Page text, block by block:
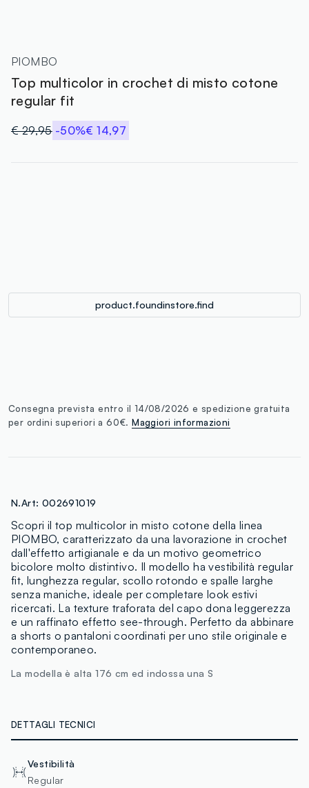
PIOMBO
Top multicolor in crochet di misto cotone
regular fit
€ 29,95 -50%€ 14,97
product.foundinstore.find
Consegna prevista entro il 14/08/2026 e spedizione gratuita
per ordini superiori a 60€.Maggiori informazioni
N.Art: 002691019
Scopri il top multicolor in misto cotone della linea
PIOMBO, caratterizzato da una lavorazione in crochet
dall'effetto artigianale e da un motivo geometrico
bicolore molto distintivo. Il modello ha vestibilità regular
fit, lunghezza regular, scollo rotondo e spalle larghe
senza maniche, ideale per completare look estivi
ricercati. La texture traforata del capo dona leggerezza
e un raffinato effetto see-through. Perfetto da abbinare
a shorts o pantaloni coordinati per uno stile originale e
contemporaneo.
La modella è alta 176 cm ed indossa una S
DETTAGLI TECNICI
Vestibilità
Regular